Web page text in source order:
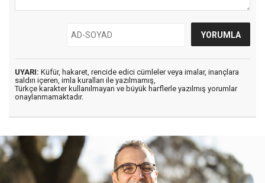
UYARI: Küfür, hakaret, rencide edici cümleler veya imalar, inançlara
saldırı içeren, imla kuralları ile yazılmamış,
Türkçe karakter kullanılmayan ve büyük harflerle yazılmış yorumlar
onaylanmamaktadır.